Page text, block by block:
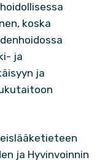
koska
ja
ja
ja Hyvinvoinnin